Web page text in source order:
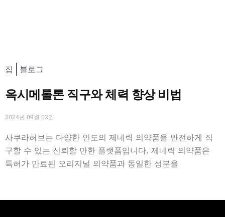
집 블로그
옥시메톨론 직구와 체력 향상 비법
2024년 09월 02일
사쿠라허브는 다양한 인도의 제네릭 의약품을 안전하게 직
구할 수 있는 신뢰할 만한 플랫폼입니다. 제네릭 의약품은
특허가 만료된 오리지널 의약품과 동일한 성분을